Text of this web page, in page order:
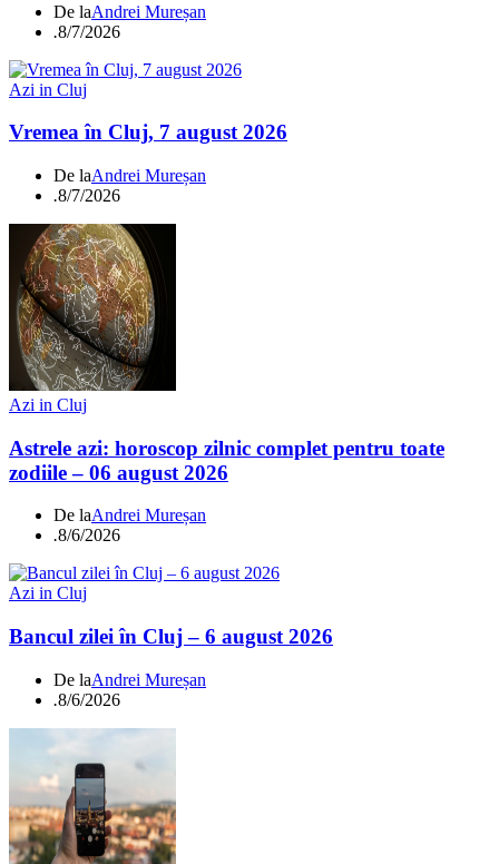
De laAndrei Mureșan
.8/7/2026
Azi in Cluj
Vremea în Cluj, 7 august 2026
De laAndrei Mureșan
.8/7/2026
Azi in Cluj
Astrele azi: horoscop zilnic complet pentru toate
zodiile – 06 august 2026
De laAndrei Mureșan
.8/6/2026
Azi in Cluj
Bancul zilei în Cluj – 6 august 2026
De laAndrei Mureșan
.8/6/2026